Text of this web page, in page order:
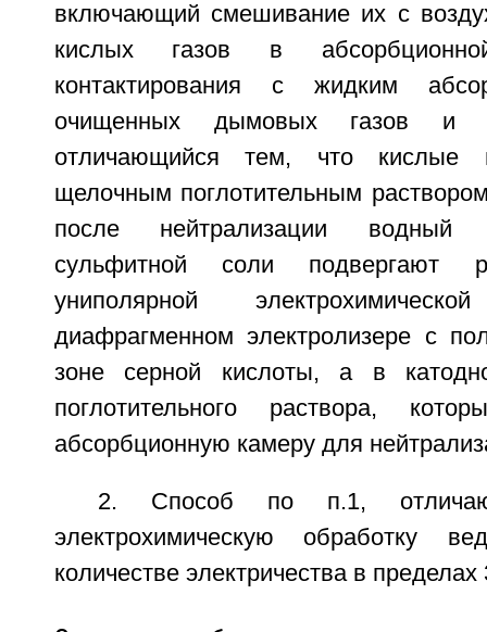
включающий смешивание их с
кислых газов в
контактирования с жидким
очищенных дымовых газов и
отличающийся тем, что кислые
щелочным поглотительным
после нейтрализации водный
сульфитной соли подвергают
униполярной
диафрагменном электролизере с
зоне серной кислоты, а в
поглотительного раствора,
абсорбционную камеру для
2. Способ по п.1,
электрохимическую обработку
количестве электричества в